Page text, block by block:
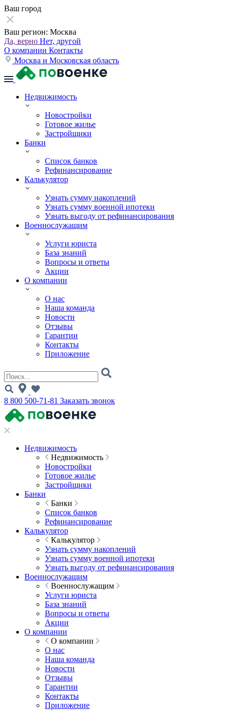
Ваш город
Ваш регион: Москва
Да, верно Нет, другой
О компании Контакты
Москва и Московская область
Недвижимость
Новостройки
Готовое жилье
Застройщики
Банки
Список банков
Рефинансирование
Калькулятор
Узнать сумму накоплений
Узнать сумму военной ипотеки
Узнать выгоду от рефинансирования
Военнослужащим
Услуги юриста
База знаний
Вопросы и ответы
Акции
О компании
О нас
Наша команда
Новости
Отзывы
Гарантии
Контакты
Приложение
8 800 500-71-81 Заказать звонок
Недвижимость
Недвижимость
Новостройки
Готовое жилье
Застройщики
Банки
Банки
Список банков
Рефинансирование
Калькулятор
Калькулятор
Узнать сумму накоплений
Узнать сумму военной ипотеки
Узнать выгоду от рефинансирования
Военнослужащим
Военнослужащим
Услуги юриста
База знаний
Вопросы и ответы
Акции
О компании
О компании
О нас
Наша команда
Новости
Отзывы
Гарантии
Контакты
Приложение